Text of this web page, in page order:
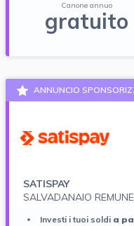
Canone annuo
gratuito
ANNUNCIO
SATISPAY
SALVADANAIO
Investi i tuoi soldi a